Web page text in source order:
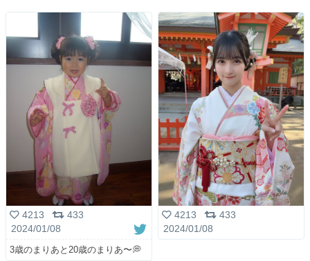
4213
433
2024/01/08
3歳のまりあと20歳のまりあ〜💭
4213
433
2024/01/08